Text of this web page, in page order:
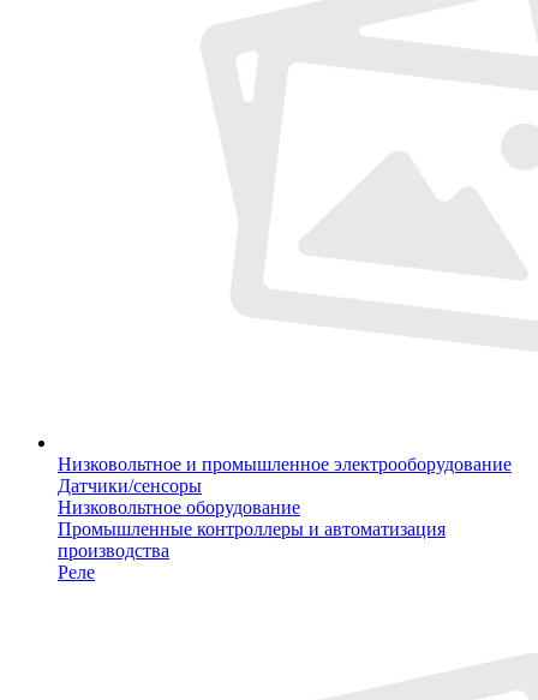
Низковольтное и промышленное электрооборудование
Датчики/сенсоры
Низковольтное оборудование
Промышленные контроллеры и автоматизация
производства
Реле